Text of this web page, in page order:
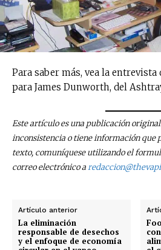
reducción de daños en
electrónico.
Subscribe to our daily
tobacco harm reduction
Para saber más, vea la
para James Dunworth, del
Este artículo es una publicación
inconsistencia o tiene información que
texto, comuníquese utilizando el
correo electrónico a
Artículo anterior
La eliminación
responsable de desechos
y el enfoque de economía